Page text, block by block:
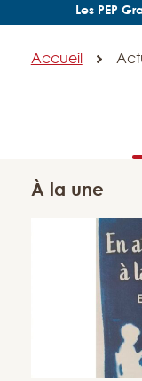
Les PEP
Accueil
À la une